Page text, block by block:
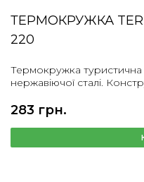
ТЕРМОКРУЖКА
220
Термокружка туристична
нержавіючої сталі.
283 грн.